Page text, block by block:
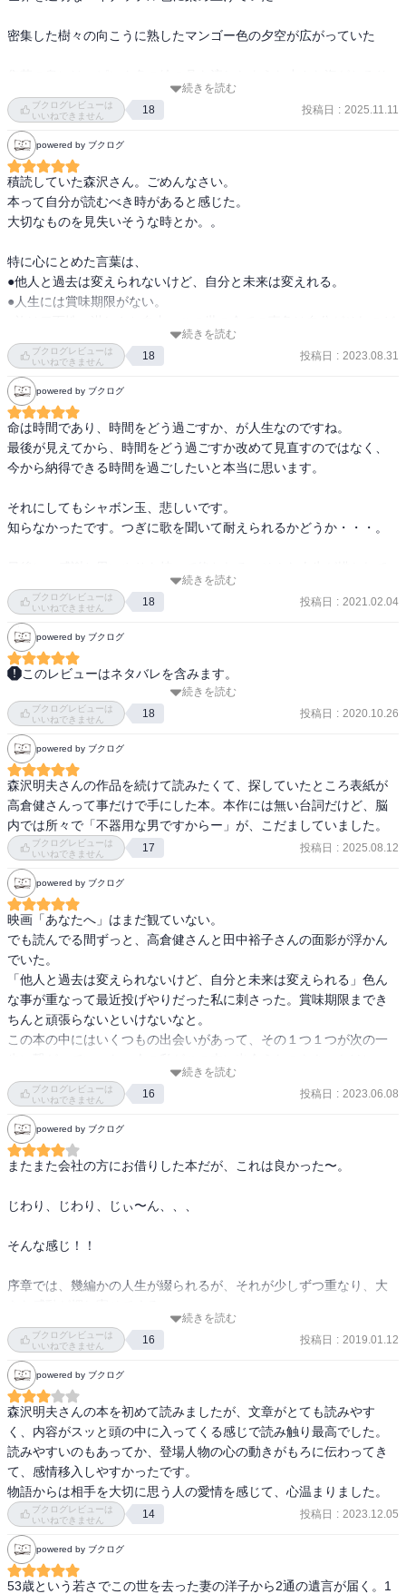
密集した樹々の向こうに熟したマンゴー色の夕空が広がっていた
と横たわっていた
しばらくぼ〜っと思い浮かべて余韻に浸りました。いつか見てみた
い景色です。
続きを読む
ブクログレビューは
いいねできません
18 投稿日 : 2025.11.11
powered by ブクログ
積読していた森沢さん。ごめんなさい。
本って自分が読むべき時があると感じた。
大切なものを見失いそうな時とか。。
特に心にとめた言葉は、
●他人と過去は変えられないけど、自分と未来は変えれる。
●人生には賞味期限がない。
こを見るかだけで、がらりと変わる。
●ただ裸足になってドアの外に一歩出るだけで、世界はこんなにも違
う。こんな小さな一歩で、世界も自分も、変えられるチャンスは生
じる。
続きを読む
ブクログレビューは
いいねできません
18 投稿日 : 2023.08.31
powered by ブクログ
命は時間であり、時間をどう過ごすか、が人生なのですね。
最後が見えてから、時間をどう過ごすか改めて見直すのではなく、
今から納得できる時間を過ごしたいと本当に思います。
それにしてもシャボン玉、悲しいです。
知らなかったです。つぎに歌を聞いて耐えられるかどうか・・・。
います。
短かったので可哀そうなのですが、でも心の底からよかった、と言
えているところ、そしてなぜ局留めにしたかったのか、それがわか
って涙です。
この本は自炊して取り込んでいたのですが、最後のページが抜けて
いました。
なんとも悲しい。。。
週末図書館で1頁だけコピーさせてもらおう。。。
みなさんも気を付けましょうね。
続きを読む
ブクログレビューは
いいねできません
18 投稿日 : 2021.02.04
powered by ブクログ
このレビューはネタバレを含みます。
妻の洋子を癌で亡くした刑務官の倉島英二。妻からの遺言が2通。1
通は自分の遺骨を長崎の海に散骨して欲しいということ。もう1通は
長崎の郵便局留めで12日以内に受け取って読んで欲しいこと。妻か
らの遺言を受け取るためにキャンピングカーで長崎へ移動する。そ
の途中、刑務所で世話した杉野と、またイカ飯移動販売の南原に出
会う。南原の真相も切ない物語だった。英二が2通目の遺言は、洋子
が英二に「感謝と幸せの証」を伝えることだった。英二は長崎への
「旅」を終え、更なる洋子への愛を貫くに違いない。それこそ彼の
生き様なのであろう。
続きを読む
ブクログレビューは
いいねできません
18 投稿日 : 2020.10.26
powered by ブクログ
森沢明夫さんの作品を続けて読みたくて、探していたところ表紙が
高倉健さんって事だけで手にした本。本作には無い台詞だけど、脳
内では所々で「不器用な男ですからー」が、こだましていました。
ブクログレビューは
いいねできません
17 投稿日 : 2025.08.12
powered by ブクログ
映画「あなたへ」はまだ観ていない。
でも読んでる間ずっと、高倉健さんと田中裕子さんの面影が浮かん
でいた。
「他人と過去は変えられないけど、自分と未来は変えられる」色ん
な事が重なって最近投げやりだった私に刺さった。賞味期限までき
ちんと頑張らないといけないなと。
この本の中にはいくつもの出会いがあって、その１つ１つが次の一
歩を踏み出せるだろうか…実際の私は文中の一言が刺さっても次に
繋がる一歩なんて…正直出せそうにない。
なんだかなぁ。
続きを読む
ブクログレビューは
いいねできません
16 投稿日 : 2023.06.08
powered by ブクログ
またまた会社の方にお借りした本だが、これは良かった〜。
じわり、じわり、じぃ〜ん、、、
そんな感じ！！
序章では、幾編かの人生が綴られるが、それが少しずつ重なり、大
優しく、じわりしわりと心に語りかけてくれる、そんな一冊だっ
た。
これは全ての人にオススメできる一冊だ！
うるうる(T-T)
続きを読む
ブクログレビューは
いいねできません
16 投稿日 : 2019.01.12
powered by ブクログ
森沢明夫さんの本を初めて読みましたが、文章がとても読みやす
く、内容がスッと頭の中に入ってくる感じで読み触り最高でした。
読みやすいのもあってか、登場人物の心の動きがもろに伝わってき
て、感情移入しやすかったです。
物語からは相手を大切に思う人の愛情を感じて、心温まりました。
ブクログレビューは
いいねできません
14 投稿日 : 2023.12.05
powered by ブクログ
53歳という若さでこの世を去った妻の洋子から2通の遺言が届く。1